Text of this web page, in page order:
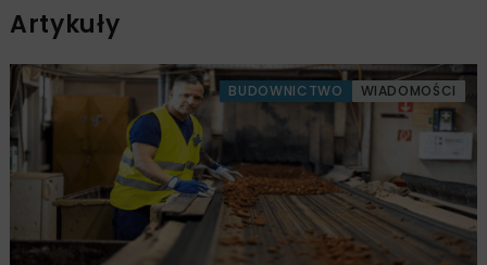
Artykuły
BUDOWNICTWO WIADOMOŚCI